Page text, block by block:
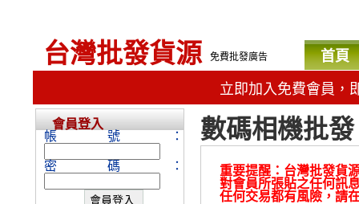
台灣批發貨源 免費批發廣告 首頁
立即加入免費會員，
數碼相機批
重要提醒：台灣批發貨
對會員所張貼之任何訊
任何交易都有風險，請
會員登入
帳號：
密碼：